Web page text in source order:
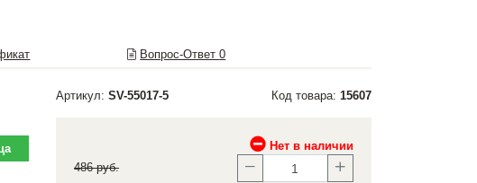
Вопрос-Ответ0
Артикул: SV-55017-5 Код товара: 15607
Нет в наличии
486 руб.